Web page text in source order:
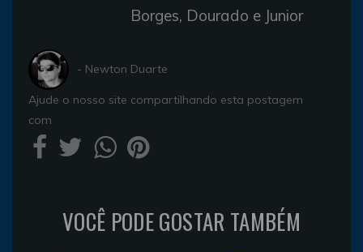
Borges, Dourado e Junior
- Newton Duarte
Ajude o nosso site compartilhando esta postagem
com
VOCÊ PODE GOSTAR TAMBÉM